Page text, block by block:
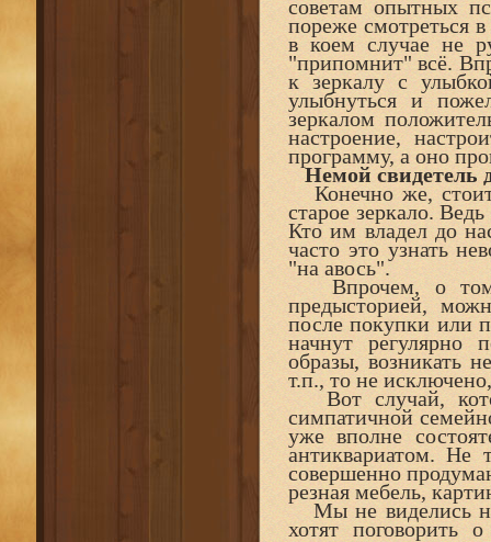
советам опытных
пореже смотреться
в коем случае не
"припомнит" всё.
к зеркалу с
улыбнуться и
зеркалом
настроение,
программу, а оно
Немой свидетель
Конечно же,
старое зеркало.
Кто им владел до
часто это узнать
"на авось".
Впрочем, о том,
предысторией,
после покупки или
начнут регулярно
образы, возникать
т.п., то не
Вот случай,
симпатичной
уже вполне
антиквариатом. Не
совершенно
резная мебель,
Мы не виделись
хотят поговорить